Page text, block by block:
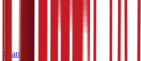
Search